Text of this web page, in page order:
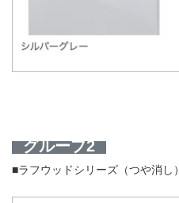
グループ2
■ラフウッドシリーズ（つや消し）